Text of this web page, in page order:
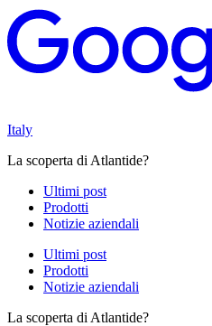
Italy
La scoperta di Atlantide?
Ultimi post
Prodotti
Notizie aziendali
Ultimi post
Prodotti
Notizie aziendali
La scoperta di Atlantide?